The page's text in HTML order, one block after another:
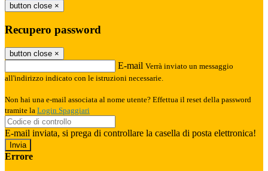
button close ×
Recupero password
button close ×
E-mail Verrà inviato un messaggio
all'indirizzo indicato con le istruzioni necessarie.
Non hai una e-mail associata al nome utente? Effettua il reset della password
tramite la Login Spaggiari
E-mail inviata, si prega di controllare la casella di posta elettronica!
Errore